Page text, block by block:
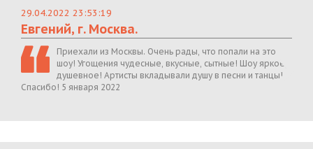
29.04.2022 23:53:19
Евгений, г. Москва.
Приехали из Москвы. Очень рады, что попали на это
шоу! Угощения чудесные, вкусные, сытные! Шоу яркое,
душевное! Артисты вкладывали душу в песни и танцы!
Спасибо! 5 января 2022